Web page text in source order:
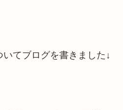
てブログを書きました↓